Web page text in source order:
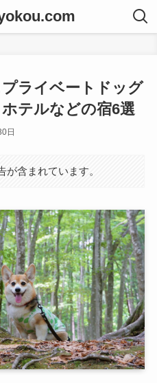
ライベートドッグ
テルなどの宿6選
日
が含まれています。